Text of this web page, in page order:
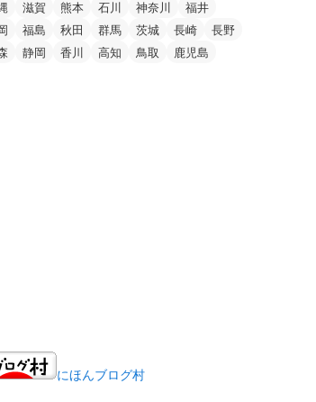
滋賀 熊本 石川 神奈川
福井
福島 秋田 群馬 茨城 長崎
長野
静岡 香川 高知 鳥取 鹿児島
にほんブログ村